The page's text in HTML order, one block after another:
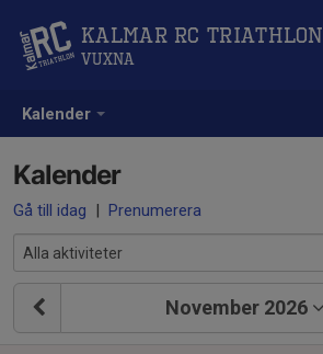
Kalender
Kalmar RC Triathlon
Vuxna
Kalender
Gå till idag | Prenumerera
November 2026